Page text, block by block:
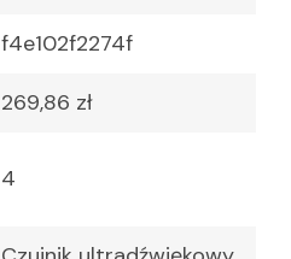
f4e102f2274f
269,86 zł
4